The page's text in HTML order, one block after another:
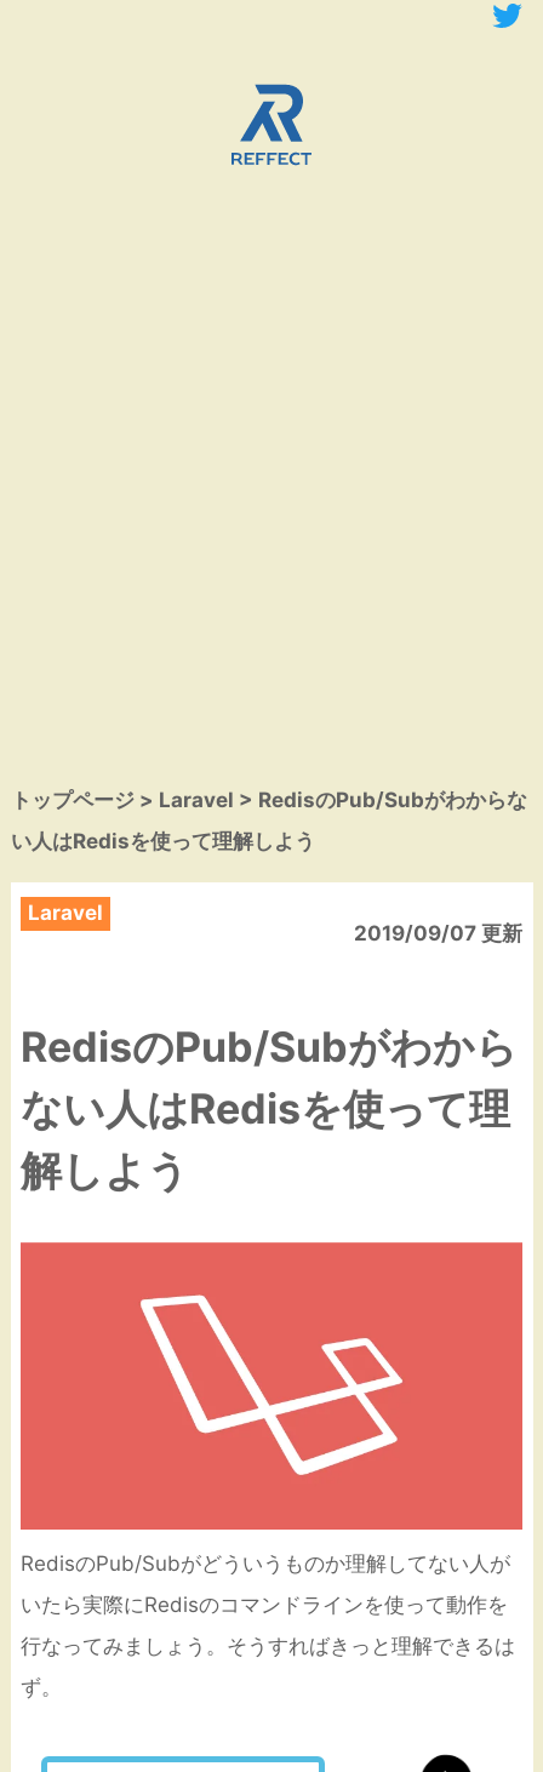
トップページ> Laravel > RedisのPub/Subがわからな
い人はRedisを使って理解しよう
Laravel
2019/09/07 更新
RedisのPub/Subがわから
ない人はRedisを使って理
解しよう
RedisのPub/Subがどういうものか理解してない人が
いたら実際にRedisのコマンドラインを使って動作を
行なってみましょう。そうすればきっと理解できるは
ず。